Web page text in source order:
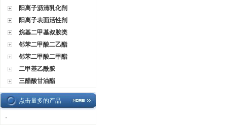
阳离子沥清乳化剂
阳离子表面活性剂
烷基二甲基叔胺类
邻苯二甲酸二乙酯
邻苯二甲酸二甲酯
二甲基乙酰胺
三醋酸甘油酯
点击量多的产品
·